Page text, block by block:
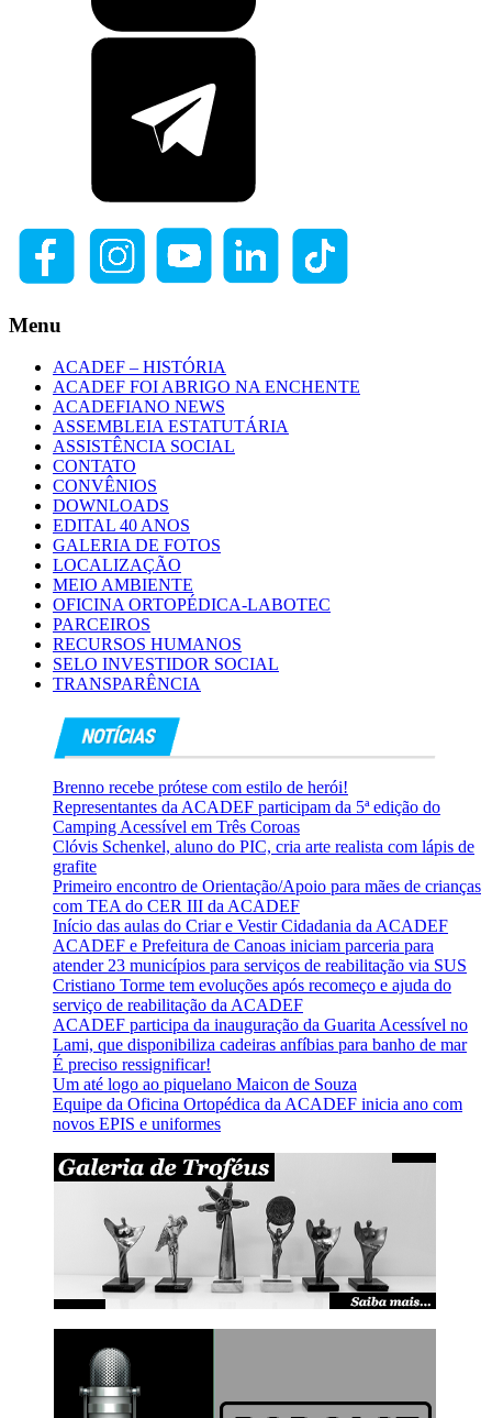
Menu
ACADEF – HISTÓRIA
ACADEF FOI ABRIGO NA ENCHENTE
ACADEFIANO NEWS
ASSEMBLEIA ESTATUTÁRIA
ASSISTÊNCIA SOCIAL
CONTATO
CONVÊNIOS
DOWNLOADS
EDITAL 40 ANOS
GALERIA DE FOTOS
LOCALIZAÇÃO
MEIO AMBIENTE
OFICINA ORTOPÉDICA-LABOTEC
PARCEIROS
RECURSOS HUMANOS
SELO INVESTIDOR SOCIAL
TRANSPARÊNCIA
Brenno recebe prótese com estilo de herói!
Representantes da ACADEF participam da 5ª edição do
Camping Acessível em Três Coroas
Clóvis Schenkel, aluno do PIC, cria arte realista com lápis de
grafite
Primeiro encontro de Orientação/Apoio para mães de crianças
com TEA do CER III da ACADEF
Início das aulas do Criar e Vestir Cidadania da ACADEF
ACADEF e Prefeitura de Canoas iniciam parceria para
atender 23 municípios para serviços de reabilitação via SUS
Cristiano Torme tem evoluções após recomeço e ajuda do
serviço de reabilitação da ACADEF
ACADEF participa da inauguração da Guarita Acessível no
Lami, que disponibiliza cadeiras anfíbias para banho de mar
É preciso ressignificar!
Um até logo ao piquelano Maicon de Souza
Equipe da Oficina Ortopédica da ACADEF inicia ano com
novos EPIS e uniformes